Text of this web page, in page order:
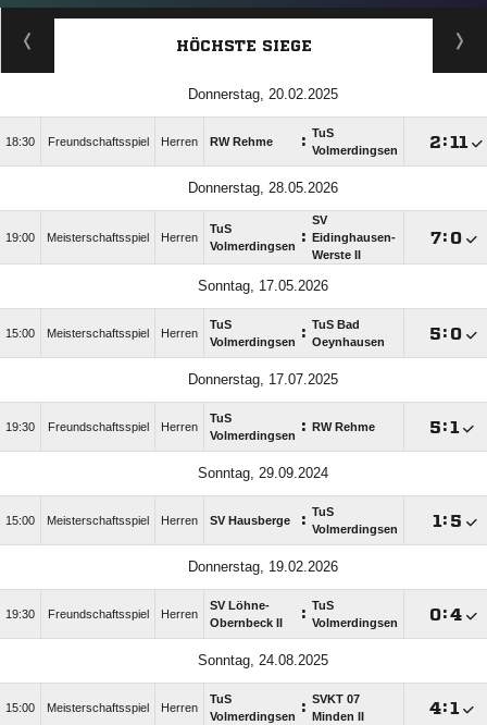
HÖCHSTE SIEGE
Donnerstag, 20.02.2025
18:30 Freundschaftsspiel Herren RW Rehme : TuS
Volmerdingsen
:
Donnerstag, 28.05.2026
19:00 Meisterschaftsspiel Herren
TuS
Volmerdingsen :
SV
Eidinghausen-
Werste II
: 
Sonntag, 17.05.2026
15:00 Meisterschaftsspiel Herren
TuS
Volmerdingsen : TuS Bad
Oeynhausen
: 
Donnerstag, 17.07.2025
19:30 Freundschaftsspiel Herren
TuS
Volmerdingsen : RW Rehme :
Sonntag, 29.09.2024
15:00 Meisterschaftsspiel Herren SV Hausberge : TuS
Volmerdingsen
: 
Donnerstag, 19.02.2026
19:30 Freundschaftsspiel Herren
SV Löhne-
Obernbeck II
: TuS
Volmerdingsen
:
Sonntag, 24.08.2025
15:00 Meisterschaftsspiel Herren
TuS
Volmerdingsen : SVKT 07
Minden II
: